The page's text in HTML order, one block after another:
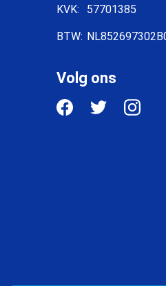
KVK: 57701385
BTW:
Volg ons